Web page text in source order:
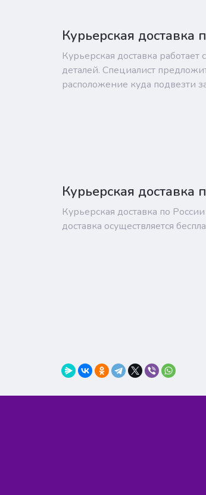
Курьерская доставка
Курьерская доставка
деталей. Специалист
расположение куда подвезти
Курьерская доставка
Курьерская доставка по
доставка осуществляется